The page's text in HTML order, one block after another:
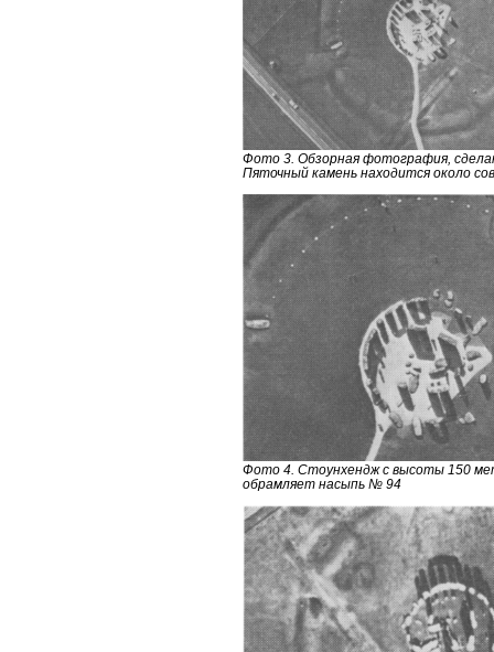
Фото 3. Обзорная фотография,
Пяточный камень находится около
Фото 4. Стоунхендж с высоты 150
обрамляет насыпь № 94